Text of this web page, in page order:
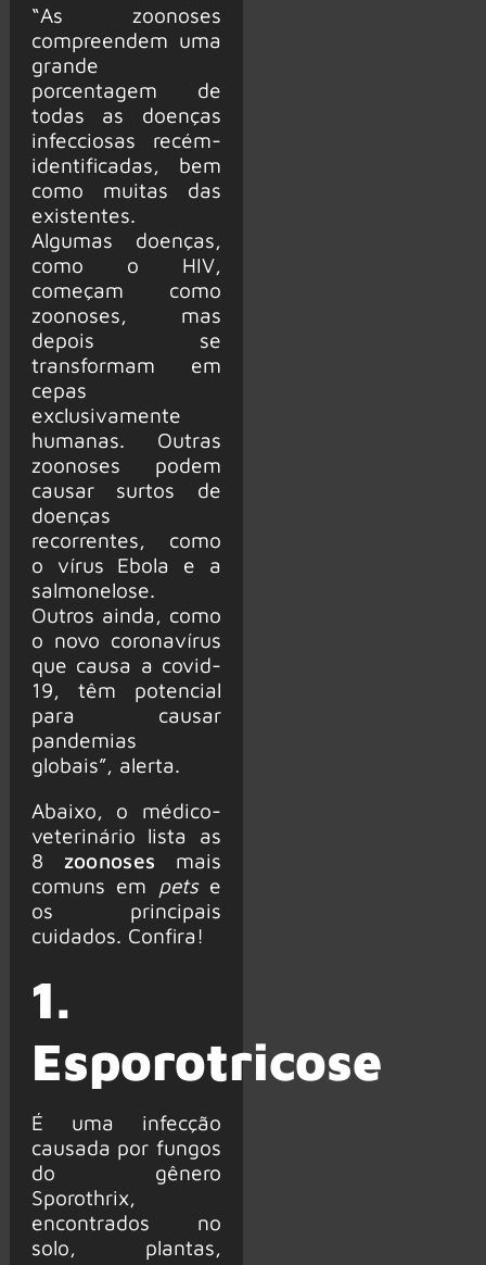
“As zoonoses
compreendem uma
grande
porcentagem de
todas as doenças
infecciosas recém-
identificadas, bem
como muitas das
existentes.
Algumas doenças,
como o HIV,
começam como
zoonoses, mas
depois se
transformam em
cepas
exclusivamente
humanas. Outras
zoonoses podem
causar surtos de
doenças
recorrentes, como
o vírus Ebola e a
salmonelose.
Outros ainda, como
o novo coronavírus
que causa a covid-
19, têm potencial
para causar
pandemias
globais”, alerta.
Abaixo, o médico-
veterinário lista as
8 zoonoses mais
comuns em
petse
os principais
cuidados. Confira!
1.
Esporotricose
É uma infecção
causada por fungos
do gênero
Sporothrix,
encontrados no
solo, plantas,